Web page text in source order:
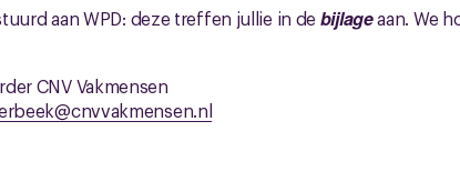
aan WPD: deze treffen jullie in de bijlageaan. We
CNV Vakmensen